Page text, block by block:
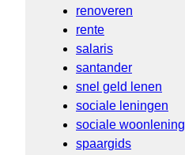
renoveren
rente
salaris
santander
snel geld lenen
sociale leningen
sociale woonlening
spaargids